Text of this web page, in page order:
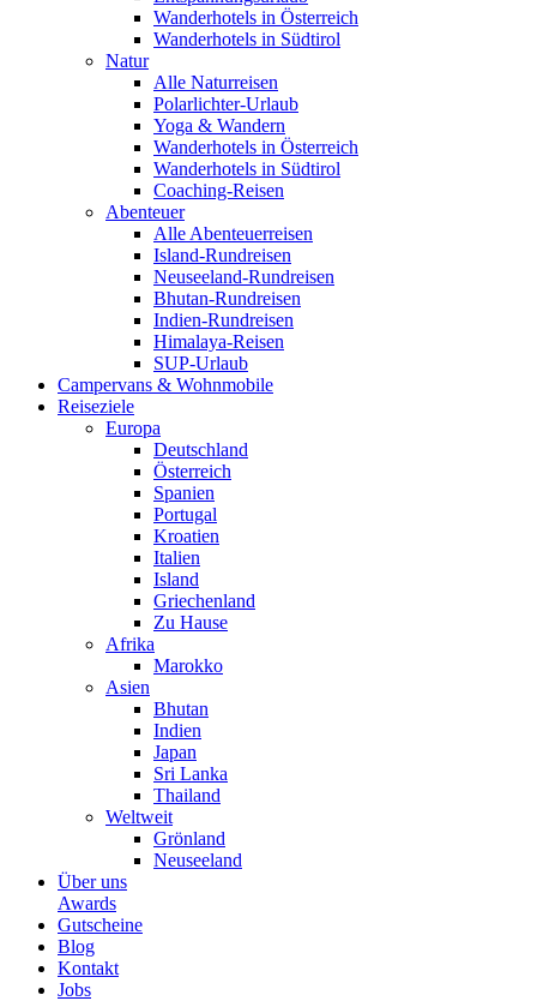
Wanderhotels in Österreich
Wanderhotels in Südtirol
Natur
Alle Naturreisen
Polarlichter-Urlaub
Yoga & Wandern
Wanderhotels in Österreich
Wanderhotels in Südtirol
Coaching-Reisen
Abenteuer
Alle Abenteuerreisen
Island-Rundreisen
Neuseeland-Rundreisen
Bhutan-Rundreisen
Indien-Rundreisen
Himalaya-Reisen
SUP-Urlaub
Campervans & Wohnmobile
Reiseziele
Europa
Deutschland
Österreich
Spanien
Portugal
Kroatien
Italien
Island
Griechenland
Zu Hause
Afrika
Marokko
Asien
Bhutan
Indien
Japan
Sri Lanka
Thailand
Weltweit
Grönland
Neuseeland
Über uns
Awards
Gutscheine
Blog
Kontakt
Jobs